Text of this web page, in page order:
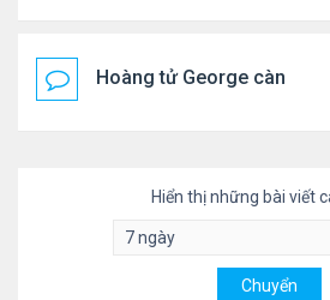
Hoàng tử George càng
Hiển thị những bài viết